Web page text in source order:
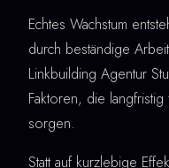
Echtes Wachstum
durch beständige
Linkbuilding Agentur
Faktoren, die
sorgen.
Statt auf kurzlebige